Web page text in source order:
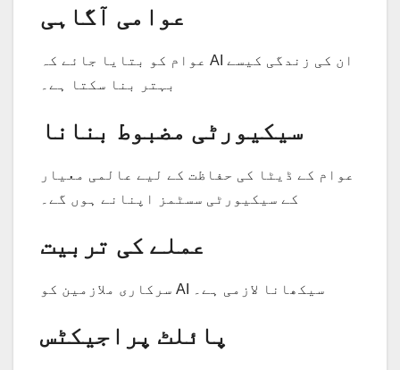
عوامی آگاہی
عوام کو بتایا جائے کہ AI ان کی زندگی کیسے
بہتر بنا سکتا ہے۔
سیکیورٹی مضبوط بنانا
عوام کے ڈیٹا کی حفاظت کے لیے عالمی معیار
کے سیکیورٹی سسٹمز اپنانے ہوں گے۔
عملے کی تربیت
سرکاری ملازمین کو AI سیکھانا لازمی ہے۔
پائلٹ پراجیکٹس